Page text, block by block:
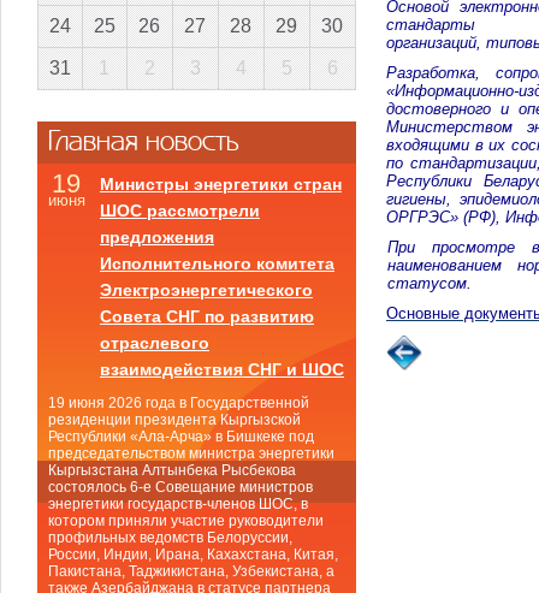
Основой
стандарты
организаций,
Разработка,
«Информационно-
достоверного и
Министерством
входящими в их
по
Республики
гигиены,
ОРГРЭС» (РФ),
При просмотре
наименованием
статусом.
Основные
24 25 26 27 28 29 30
31 1 2 3 4 5 6
Главная новость
19
июня
Министры энергетики стран
ШОС рассмотрели
предложения
Исполнительного комитета
Электроэнергетического
Совета СНГ по развитию
отраслевого
взаимодействия СНГ и ШОС
19 июня 2026 года в Государственной
резиденции президента Кыргызской
Республики «Ала-Арча» в Бишкеке под
председательством министра энергетики
Кыргызстана Алтынбека Рысбекова
состоялось 6-е Совещание министров
энергетики государств-членов ШОС, в
котором приняли участие руководители
профильных ведомств Белоруссии,
России, Индии, Ирана, Кахахстана, Китая,
Пакистана, Таджикистана, Узбекистана, а
также Азербайджана в статусе партнера